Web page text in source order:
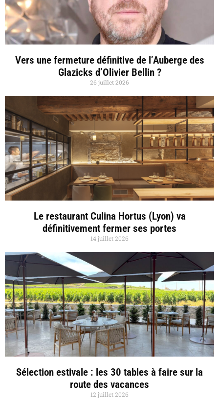
Vers une fermeture définitive de l’Auberge des
Glazicks d’Olivier Bellin ?
26 juillet 2026
Le restaurant Culina Hortus (Lyon) va
définitivement fermer ses portes
14 juillet 2026
Sélection estivale : les 30 tables à faire sur la
route des vacances
12 juillet 2026